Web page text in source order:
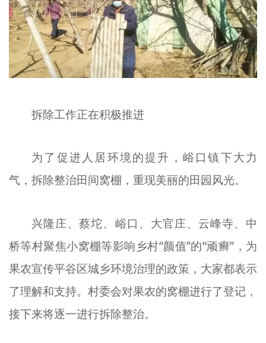
拆除工作正在积极推进
为了促进人居环境的提升，峪口镇下大力
气，拆除整治田间窝棚，重现美丽的田园风光。
兴隆庄、蔡坨、峪口、大官庄、云峰寺、中
桥等村聚焦小窝棚等影响乡村“颜值”的“顽癣”，为
果农宣传平谷区城乡环境治理的政策，大家都表示
了理解和支持。村委会对果农的窝棚进行了登记，
接下来将逐一进行拆除整治。